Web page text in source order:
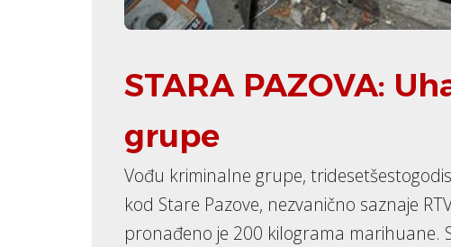
STARA PAZOVA:
grupe
Vođu kriminalne grupe,
kod Stare Pazove, nezvanično saznaje
pronađeno je 200 kilograma marihuane.